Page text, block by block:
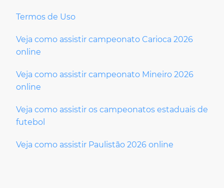
Termos de Uso
Veja como assistir campeonato Carioca 2026
online
Veja como assistir campeonato Mineiro 2026
online
Veja como assistir os campeonatos estaduais de
futebol
Veja como assistir Paulistão 2026 online